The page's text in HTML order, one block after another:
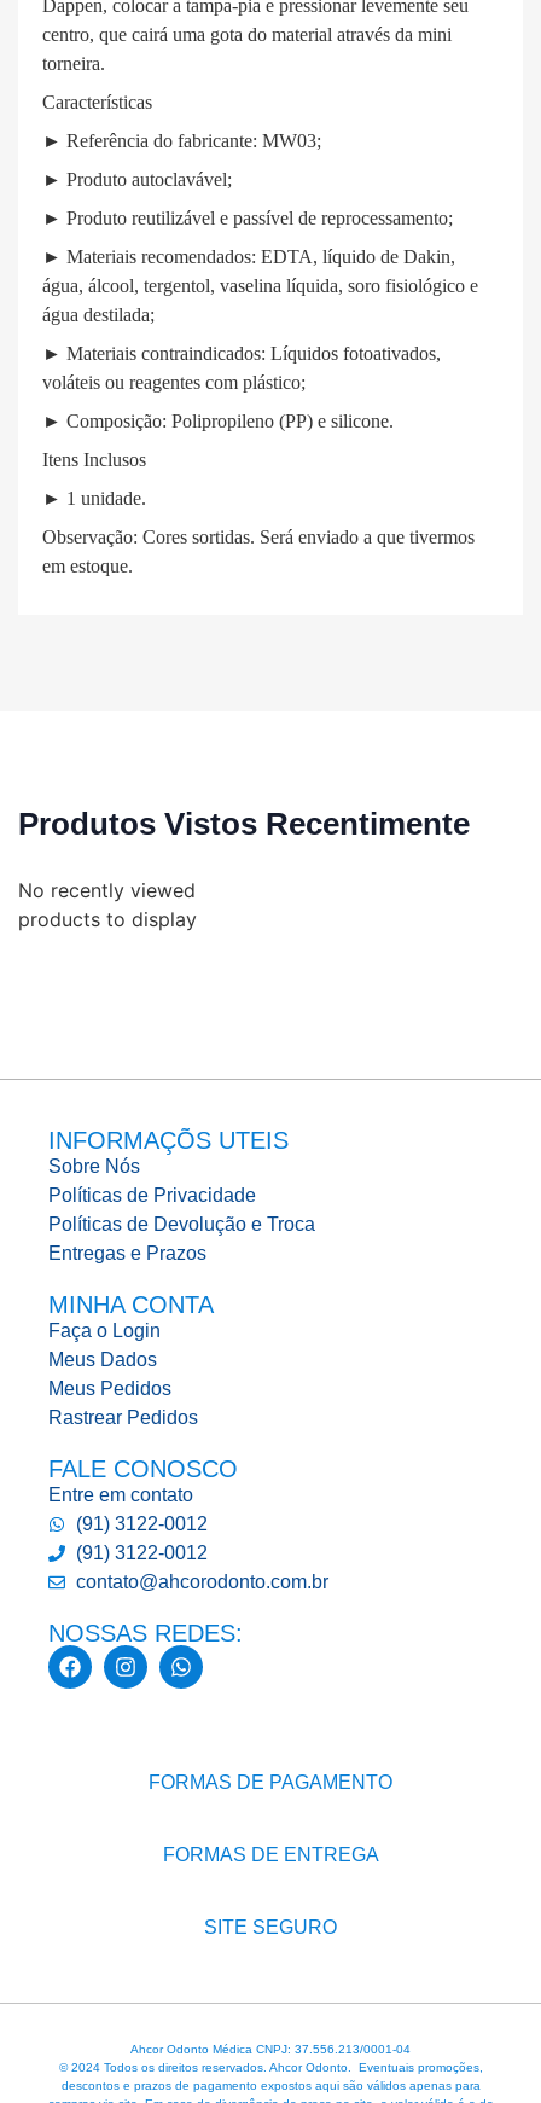
Dappen, colocar a tampa-pia e pressionar levemente seu
centro, que cairá uma gota do material através da mini
torneira.
Características
► Referência do fabricante: MW03;
► Produto autoclavável;
► Produto reutilizável e passível de reprocessamento;
► Materiais recomendados: EDTA, líquido de Dakin,
água, álcool, tergentol, vaselina líquida, soro fisiológico e
água destilada;
► Materiais contraindicados: Líquidos fotoativados,
voláteis ou reagentes com plástico;
► Composição: Polipropileno (PP) e silicone.
Itens Inclusos
► 1 unidade.
Observação: Cores sortidas. Será enviado a que tivermos
em estoque.
Produtos Vistos Recentimente
No recently viewed
products to display
INFORMAÇÕS UTEIS
Sobre Nós
Políticas de Privacidade
Políticas de Devolução e Troca
Entregas e Prazos
MINHA CONTA
Faça o Login
Meus Dados
Meus Pedidos
Rastrear Pedidos
FALE CONOSCO
Entre em contato
(91) 3122-0012
(91) 3122-0012
contato@ahcorodonto.com.br
NOSSAS REDES:
FORMAS DE PAGAMENTO
FORMAS DE ENTREGA
SITE SEGURO
Ahcor Odonto Médica CNPJ: 37.556.213/0001-04
© 2024 Todos os direitos reservados. Ahcor Odonto. Eventuais promoções,
descontos e prazos de pagamento expostos aqui são válidos apenas para